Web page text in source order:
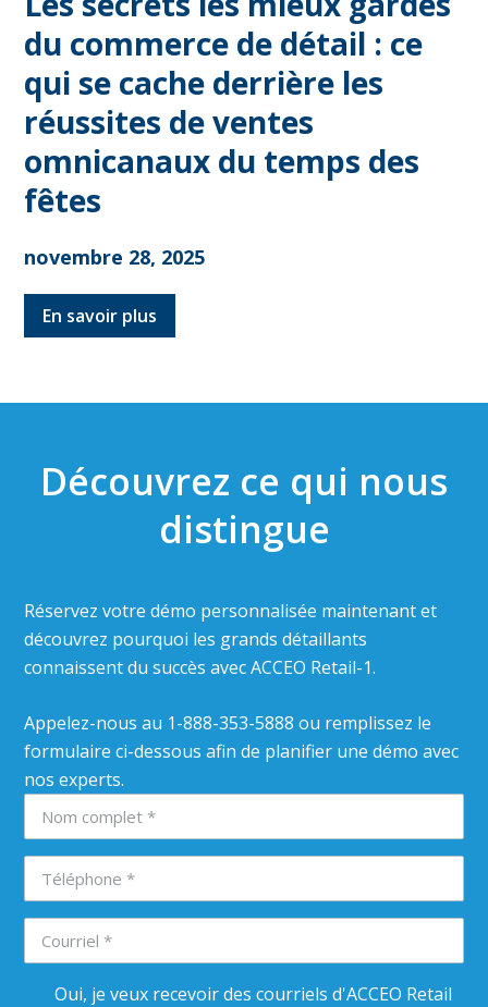
du commerce de détail : ce
qui se cache derrière les
réussites de ventes
omnicanaux du temps des
fêtes
novembre 28, 2025
En savoir plus
Découvrez ce qui nous
distingue
Réservez votre démo personnalisée maintenant et
découvrez pourquoi les grands détaillants
connaissent du succès avec ACCEO Retail-1.
Appelez-nous au 1-888-353-5888 ou remplissez le
formulaire ci-dessous afin de planifier une démo avec
nos experts.
Oui, je veux recevoir des courriels d'ACCEO Retail